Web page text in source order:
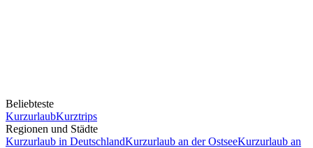
Beliebteste
KurzurlaubKurztrips
Regionen und Städte
Kurzurlaub in DeutschlandKurzurlaub an der OstseeKurzurlaub an